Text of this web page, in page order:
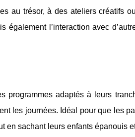
au trésor, à des ateliers créatifs
également l’interaction avec
programmes adaptés à leurs
les journées. Idéal pour que les
en sachant leurs enfants épanouis